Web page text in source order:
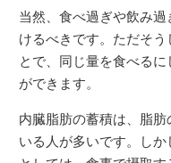
当然、食べ過ぎや飲み
けるべきです。ただそ
とで、同じ量を食べる
ができます。
内臓脂肪の蓄積は、脂
いる人が多いです。し